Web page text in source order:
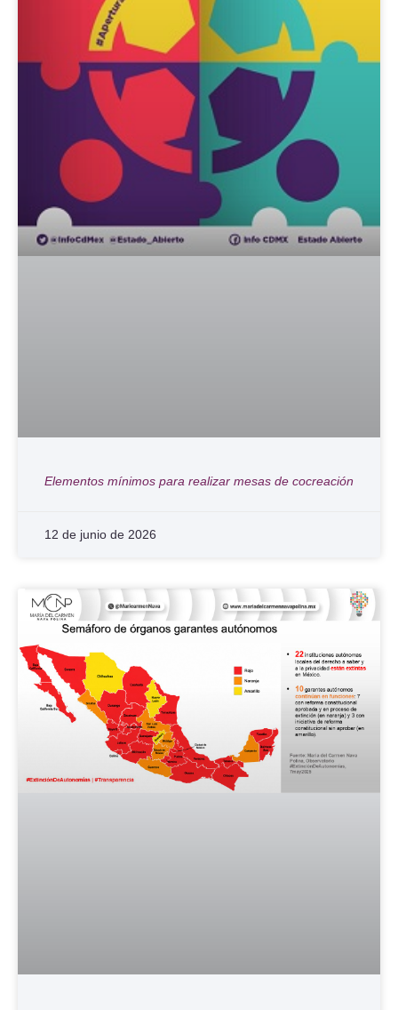
Elementos mínimos para realizar mesas de cocreación
12 de junio de 2026